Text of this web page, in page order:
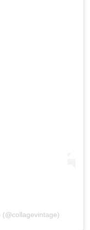
(@collagevintage)